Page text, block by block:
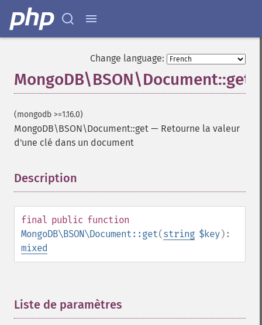
Change language:
MongoDB\BSON\Document::get
(mongodb >=1.16.0)
MongoDB\BSON\Document::get — Retourne la valeur
d'une clé dans un document
Description
final public function
MongoDB\BSON\Document::get(string $key):
mixed
Liste de paramètres